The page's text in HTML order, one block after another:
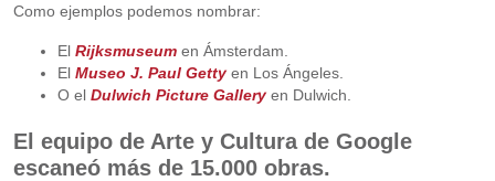
Como ejemplos podemos nombrar:
El Rijksmuseumen Ámsterdam.
El Museo J. Paul Gettyen Los Ángeles.
O el Dulwich Picture Galleryen Dulwich.
El equipo de Arte y Cultura de Google
escaneó más de 15.000 obras.